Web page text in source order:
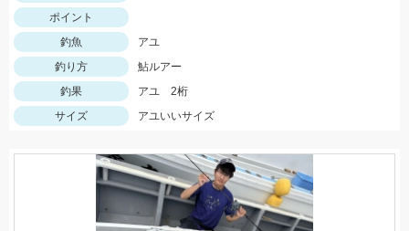
ポイント
釣魚
アユ
釣り方
鮎ルアー
釣果
アユ 2桁
サイズ
アユいいサイズ